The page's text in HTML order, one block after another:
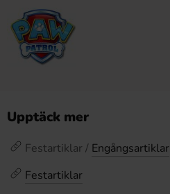
Upptäck mer
Festartiklar / Engångsartiklar
Festartiklar